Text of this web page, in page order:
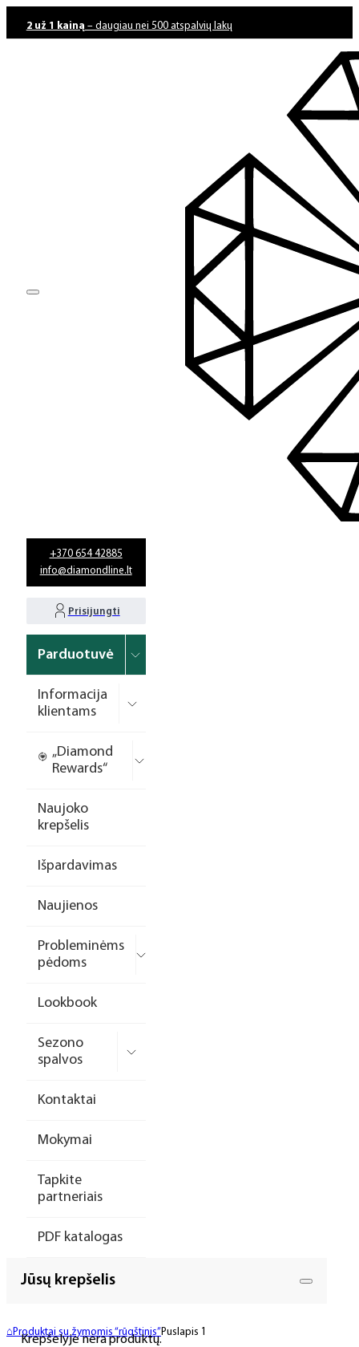
2 už 1 kainą – daugiau nei 500 atspalvių lakų
+370 654 42885
info@diamondline.lt
Prisijungti
Parduotuvė
Informacija
klientams
„Diamond
Rewards“
Naujoko
krepšelis
Išpardavimas
Naujienos
Probleminėms
pėdoms
Lookbook
Sezono
spalvos
Kontaktai
Mokymai
Tapkite
partneriais
PDF katalogas
Jūsų krepšelis
Krepšelyje nėra produktų.
⌂ Produktai su žymomis “rūgštinis” Puslapis 1